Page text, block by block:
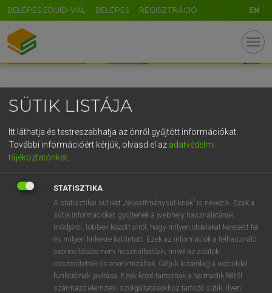
BELÉPÉS EDUID-VAL BELÉPÉS REGISZTRÁCIÓ EN
menu
SÜTIK LISTÁJA
Itt láthatja és testreszabhatja az önről gyűjtött információkat.
További információért kérjük, olvasd el az adatvédelmi
tájékoztatónkat
STATISZTIKA
A statisztikai sütiket „teljesítménysütiknek” is nevezik. Ezek a
sütik információkat gyűjtenek a webhely használatának
módjáról, többek között arról, hogy milyen oldalakat keresett fel
és milyen linkekre kattintott. Ezek az információk a felhasználó
azonosítására nem használhatóak, mivel az adatok
összesítettek és anonimizáltak. Céljuk kizárólag a weboldal
funkcióinak javítása. Ezek közé tartoznak a harmadik féltől
származó elemzési szolgáltatásokhoz tartozó sütik; ilyen
GR
5
g h k l
v b n m , . - AltGr